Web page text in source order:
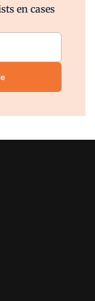
en cases